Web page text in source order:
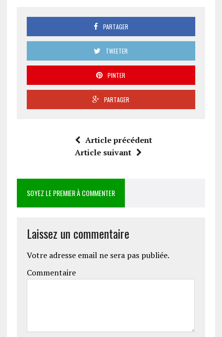
PARTAGER
TWEETER
PINTER
PARTAGER
Article précédent
Article suivant
SOYEZ LE PREMIER À COMMENTER
Laissez un commentaire
Votre adresse email ne sera pas publiée.
Commentaire